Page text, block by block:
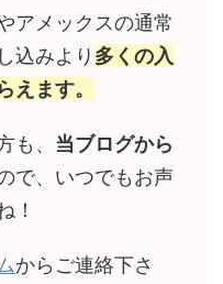
アメックスの通常
込みより 多くの入
えます。
も、 当ブログから
で、いつでもお声
！
からご連絡下さ